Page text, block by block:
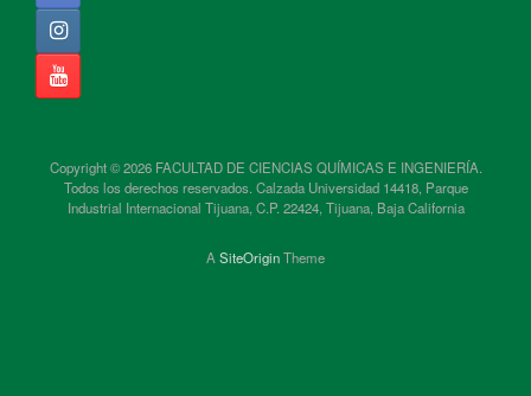
Copyright © 2026 FACULTAD DE CIENCIAS QUÍMICAS E INGENIERÍA.
Todos los derechos reservados. Calzada Universidad 14418, Parque
Industrial Internacional Tijuana, C.P. 22424, Tijuana, Baja California
A SiteOriginTheme